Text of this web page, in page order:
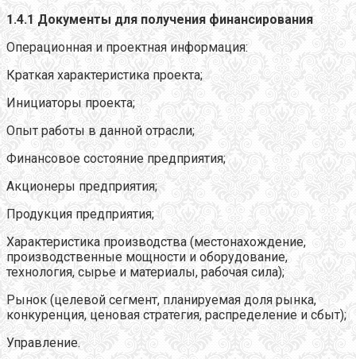
1.4.1 Документы для получения финансирования
Операционная и проектная информация:
Краткая характеристика проекта;
Инициаторы проекта;
Опыт работы в данной отрасли;
Финансовое состояние предприятия;
Акционеры предприятия;
Продукция предприятия;
Характеристика производства (местонахождение,
производственные мощности и оборудование,
технология, сырье и материалы, рабочая сила);
Рынок (целевой сегмент, планируемая доля рынка,
конкуренция, ценовая стратегия, распределение и сбыт);
Управление.